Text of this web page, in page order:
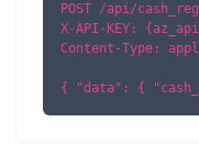
POST /api/
X-API-KEY:
Content-Type:
{ "data": {